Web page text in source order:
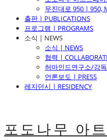
무진대로 950 | 950,
출판 | PUBLICATIONS
프로그램 | PROGRAMS
소식 | NEWS
소식 | NEWS
협력 |
허마인드연구소/강
언론보도 | PRESS
레지던시 | RESIDENCY
포도나무 아